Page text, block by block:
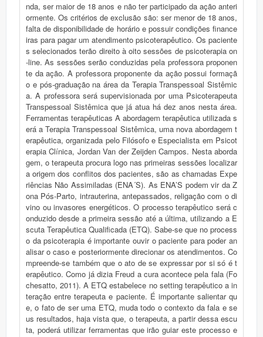
nda, ser maior de 18 anos e não ter participado da ação anteri
ormente. Os critérios de exclusão são: ser menor de 18 anos,
falta de disponibilidade de horário e possuir condições finance
iras para pagar um atendimento psicoterapêutico. Os paciente
s selecionados terão direito à oito sessões de psicoterapia on
-line. As sessões serão conduzidas pela professora proponen
te da ação. A professora proponente da ação possui formaçã
o e pós-graduação na área da Terapia Transpessoal Sistêmic
a. A professora será supervisionada por uma Psicoterapeuta
Transpessoal Sistêmica que já atua há dez anos nesta área.
Ferramentas terapêuticas A abordagem terapêutica utilizada s
erá a Terapia Transpessoal Sistêmica, uma nova abordagem t
erapêutica, organizada pelo Filósofo e Especialista em Psicot
erapia Clínica, Jordan Van der Zeijden Campos. Nesta aborda
gem, o terapeuta procura logo nas primeiras sessões localizar
a origem dos conflitos dos pacientes, são as chamadas Expe
riências Não Assimiladas (ENA´S). As ENA’S podem vir da Z
ona Pós-Parto, intrauterina, antepassados, religação com o di
vino ou invasores energéticos. O processo terapêutico será c
onduzido desde a primeira sessão até a última, utilizando a E
scuta Terapêutica Qualificada (ETQ). Sabe-se que no process
o da psicoterapia é importante ouvir o paciente para poder an
alisar o caso e posteriormente direcionar os atendimentos. Co
mpreende-se também que o ato de se expressar por si só é t
erapêutico. Como já dizia Freud a cura acontece pela fala (Fo
chesatto, 2011). A ETQ estabelece no setting terapêutico a in
teração entre terapeuta e paciente. É importante salientar qu
e, o fato de ser uma ETQ, muda todo o contexto da fala e se
us resultados, haja vista que, o terapeuta, a partir dessa escu
ta, poderá utilizar ferramentas que irão guiar este processo e